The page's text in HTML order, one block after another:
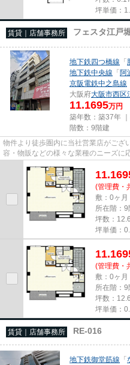
坪単価：
賃貸｜店舗事務所 フェスタ江戸
地下鉄四つ橋線 「
地下鉄中央線 「阿
京阪電鉄中之島線
大阪府大阪市西区
11.1695万円
築年数：築37年 ｜
階数：9階建
物件より徒歩圏内に当社営業店がござ
容・物販などの様々な業種のニーズに
尚、弊社ではおとり広告は一切...
(管理費・
敷：0ヶ月
所在階：9
坪数：
坪単価：
(管理費・
敷：0ヶ月
所在階：9
坪数：
坪単価：
賃貸｜店舗事務所 RE-016
地下鉄御堂筋線 「